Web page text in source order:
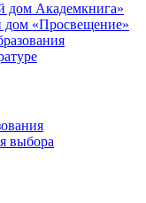
дом Академкнига»
дом «Просвещение»
выбора